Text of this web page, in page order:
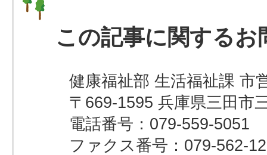
この記事に関するお
健康福祉部 生活福祉課 市
〒669-1595 兵庫県三田市
電話番号：079-559-5051
ファクス番号：079-562-